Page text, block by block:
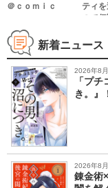
＠ｃｏｍｉｃ
ティ
ので
ました
新着ニュース
2026年8
「プ
き。』
2026年8
錬金術